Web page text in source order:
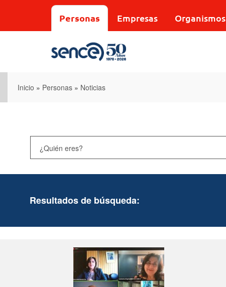
Personas Empresas Organismos
Inicio » Personas » Noticias
Resultados de búsqueda: